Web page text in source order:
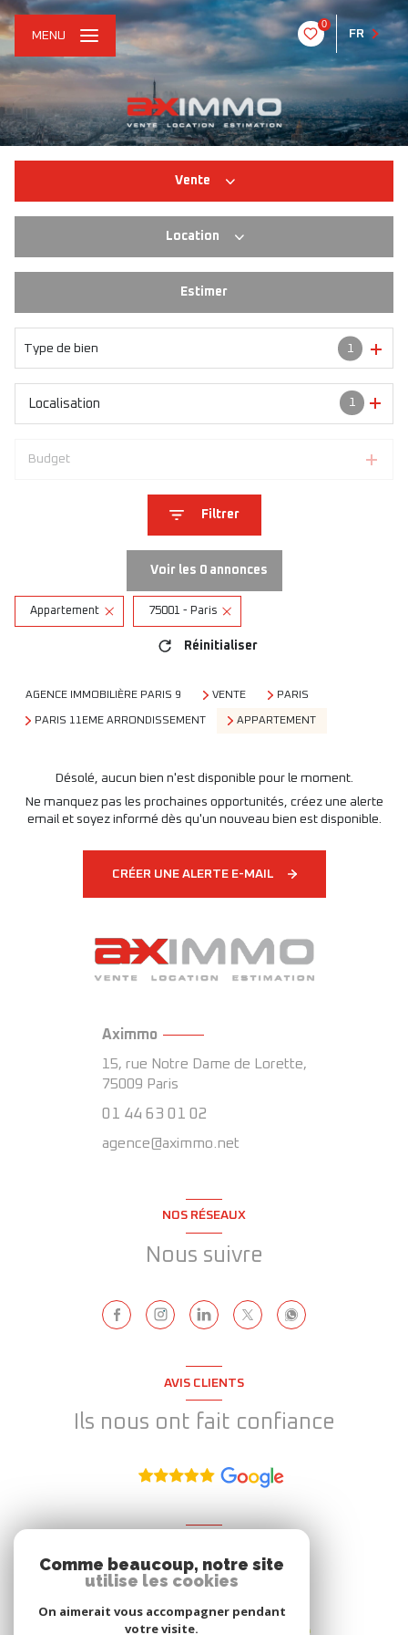
0
FR
MENU
Vente
Location
Estimer
Type de bien 1
1
Localisation
Budget
Filtrer
Voir les 0annonces
Appartement 75001 - Paris
Réinitialiser
AGENCE IMMOBILIÈRE PARIS 9 VENTE PARIS
PARIS 11EME ARRONDISSEMENT APPARTEMENT
Désolé, aucun bien n'est disponible pour le moment.
Ne manquez pas les prochaines opportunités, créez une alerte
email et soyez informé dès qu'un nouveau bien est disponible.
CRÉER UNE ALERTE E-MAIL
Aximmo
15, rue Notre Dame de Lorette,
75009 Paris
01 44 63 01 02
agence@aximmo.net
NOS RÉSEAUX
Nous suivre
AVIS CLIENTS
Ils nous ont fait confiance
Nous adhérons
Comme beaucoup, notre site
utilise les cookies
On aimerait vous accompagner pendant
votre visite.